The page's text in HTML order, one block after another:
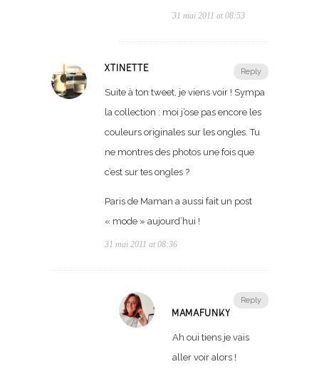
31 mai 2011 at 08:53
Reply
XTINETTE
Suite à ton tweet, je viens voir ! Sympa
la collection : moi j’ose pas encore les
couleurs originales sur les ongles. Tu
ne montres des photos une fois que
c’est sur tes ongles ?
Paris de Maman a aussi fait un post
« mode » aujourd’hui !
31 mai 2011 at 08:36
Reply
MAMAFUNKY
Ah oui tiens je vais
aller voir alors !